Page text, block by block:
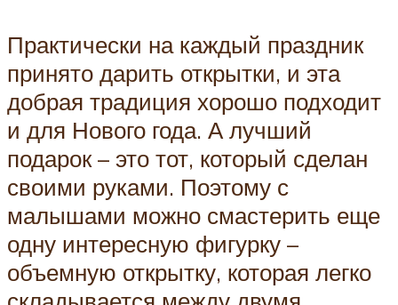
Практически на каждый праздник
принято дарить открытки, и эта
добрая традиция хорошо подходит
и для Нового года. А лучший
подарок – это тот, который сделан
своими руками. Поэтому с
малышами можно смастерить еще
одну интересную фигурку –
объемную открытку, которая легко